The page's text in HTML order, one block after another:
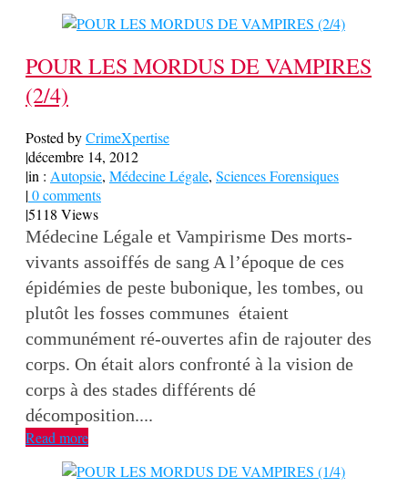
POUR LES MORDUS DE VAMPIRES
(2/4)
Posted byCrimeXpertise
|décembre 14, 2012
|in : Autopsie, Médecine Légale, Sciences Forensiques
|0 comments
|5118 Views
Médecine Légale et Vampirisme Des morts-
vivants assoiffés de sang A l’époque de ces
épidémies de peste bubonique, les tombes, ou
plutôt les fosses communes étaient
communément ré-ouvertes afin de rajouter des
corps. On était alors confronté à la vision de
corps à des stades différents dé
décomposition....
Read more